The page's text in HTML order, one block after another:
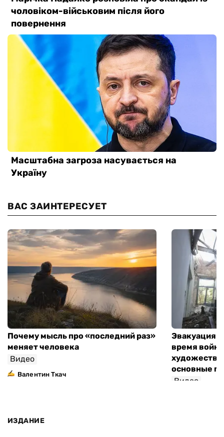
ВАС ЗАИНТЕРЕСУЕТ
Почему мысль про «последний раз»
меняет человека
Видео
Валентин Ткач
Эвакуация
время
основные
Видео
ИЗДАНИЕ